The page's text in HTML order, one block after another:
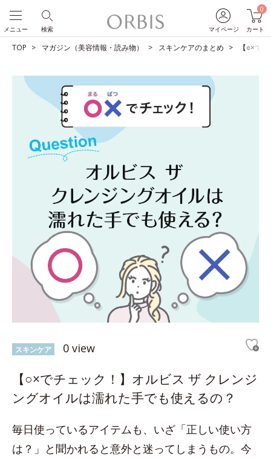
マイページ
0
カート
検索
メニュー
TOP マガジン（美容情報・読み物） スキンケアのまとめ 【○×で
スキンケア 0 view
【○×でチェック！】オルビス ザ クレンジ
ングオイルは濡れた手でも使えるの？
毎日使っているアイテムも、いざ「正しい使い方
は？」と聞かれると意外と迷ってしまうもの。今